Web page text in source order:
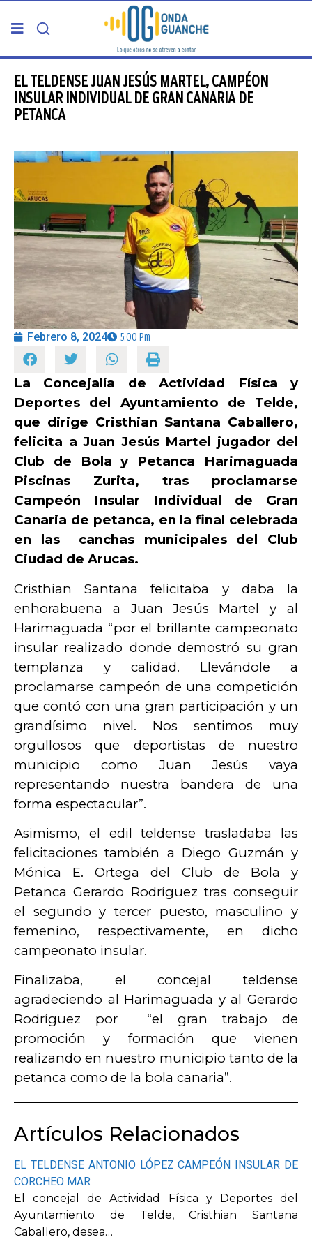
PORTADA
TELDE
GRAN CANARIA
CANARIAS
5ª COLUMNA
CARTAS DEL DIRECTOR
ENTREVISTAS
OPINIÓN
PROGRAMAS
EL TELDENSE JUAN JESÚS MARTEL, CAMPÉON
INSULAR INDIVIDUAL DE GRAN CANARIA DE
PETANCA
Febrero 8, 2024 5:00 Pm
La Concejalía de Actividad Física y
Deportes del Ayuntamiento de Telde,
que dirige Cristhian Santana Caballero,
felicita a Juan Jesús Martel jugador del
Club de Bola y Petanca Harimaguada
Piscinas Zurita, tras proclamarse
Campeón Insular Individual de Gran
Canaria de petanca, en la final celebrada
en las canchas municipales del Club
Ciudad de Arucas.
Cristhian Santana felicitaba y daba la
enhorabuena a Juan Jesús Martel y al
Harimaguada “por el brillante campeonato
insular realizado donde demostró su gran
templanza y calidad. Llevándole a
proclamarse campeón de una competición
que contó con una gran participación y un
grandísimo nivel. Nos sentimos muy
orgullosos que deportistas de nuestro
municipio como Juan Jesús vaya
representando nuestra bandera de una
forma espectacular”.
Asimismo, el edil teldense trasladaba las
felicitaciones también a Diego Guzmán y
Mónica E. Ortega del Club de Bola y
Petanca Gerardo Rodríguez tras conseguir
el segundo y tercer puesto, masculino y
femenino, respectivamente, en dicho
campeonato insular.
Finalizaba, el concejal teldense
agradeciendo al Harimaguada y al Gerardo
Rodríguez por “el gran trabajo de
promoción y formación que vienen
realizando en nuestro municipio tanto de la
petanca como de la bola canaria”.
Artículos Relacionados
EL TELDENSE ANTONIO LÓPEZ CAMPEÓN INSULAR DE
CORCHEO MAR
El concejal de Actividad Física y Deportes del
Ayuntamiento de Telde, Cristhian Santana
Caballero, desea…